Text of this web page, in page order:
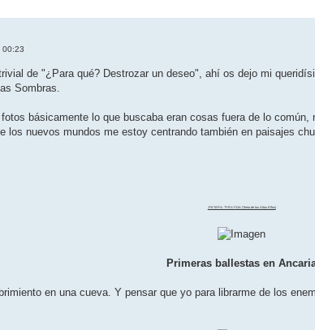
00:23
de "¿Para qué? Destrozar un deseo", ahí os dejo mi
Sombras.
básicamente lo que buscaba eran cosas fuera de lo
los nuevos mundos me estoy centrando también en paisajes
1ª ETAPA: TYR-LYSIA (Tierra de los Altos Elfos)
Primeras ballestas en
en una cueva. Y pensar que yo para librarme de los